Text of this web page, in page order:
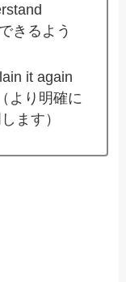
きるよう
it again
より明確に
ます）